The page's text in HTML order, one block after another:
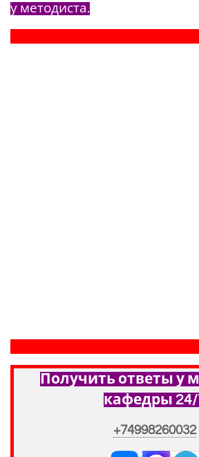
у методиста.
Получить ответы у
кафедры
+74998260032